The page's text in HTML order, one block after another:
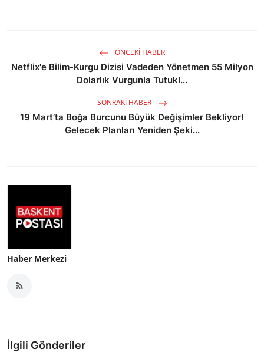
ÖNCEKI HABER
Netflix'e Bilim-Kurgu Dizisi Vadeden Yönetmen 55 Milyon
Dolarlık Vurgunla Tutukl...
SONRAKI HABER
19 Mart’ta Boğa Burcunu Büyük Değişimler Bekliyor!
Gelecek Planları Yeniden Şeki...
Haber Merkezi
İlgili Gönderiler